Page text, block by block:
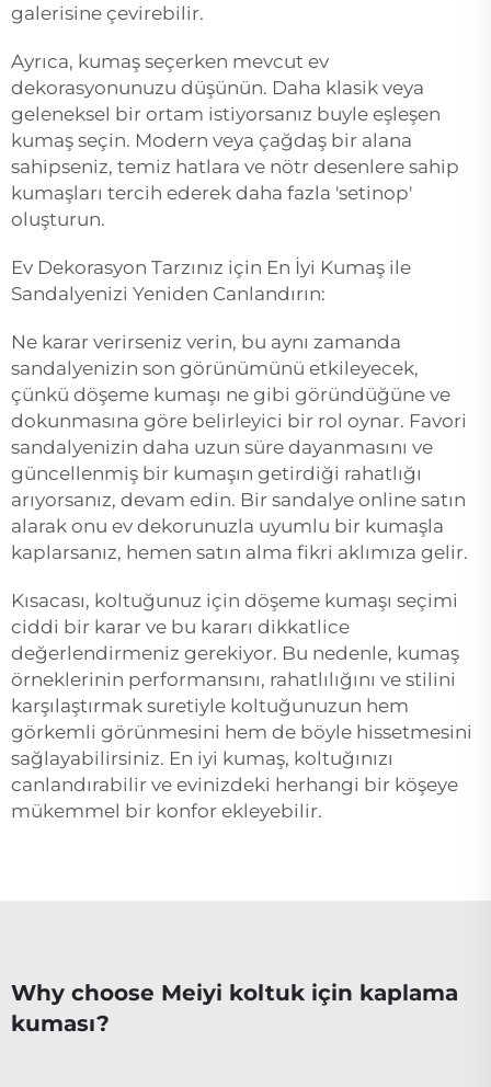
galerisine çevirebilir.
Ayrıca, kumaş seçerken mevcut ev
dekorasyonunuzu düşünün. Daha klasik veya
geleneksel bir ortam istiyorsanız buyle eşleşen
kumaş seçin. Modern veya çağdaş bir alana
sahipseniz, temiz hatlara ve nötr desenlere sahip
kumaşları tercih ederek daha fazla 'setinop'
oluşturun.
Ev Dekorasyon Tarzınız için En İyi Kumaş ile
Sandalyenizi Yeniden Canlandırın:
Ne karar verirseniz verin, bu aynı zamanda
sandalyenizin son görünümünü etkileyecek,
çünkü döşeme kumaşı ne gibi göründüğüne ve
dokunmasına göre belirleyici bir rol oynar. Favori
sandalyenizin daha uzun süre dayanmasını ve
güncellenmiş bir kumaşın getirdiği rahatlığı
arıyorsanız, devam edin. Bir sandalye online satın
alarak onu ev dekorunuzla uyumlu bir kumaşla
kaplarsanız, hemen satın alma fikri aklımıza gelir.
Kısacası, koltuğunuz için döşeme kumaşı seçimi
ciddi bir karar ve bu kararı dikkatlice
değerlendirmeniz gerekiyor. Bu nedenle, kumaş
örneklerinin performansını, rahatlılığını ve stilini
karşılaştırmak suretiyle koltuğunuzun hem
görkemli görünmesini hem de böyle hissetmesini
sağlayabilirsiniz. En iyi kumaş, koltuğınızı
canlandırabilir ve evinizdeki herhangi bir köşeye
mükemmel bir konfor ekleyebilir.
Why choose Meiyi koltuk için kaplama
kuması?